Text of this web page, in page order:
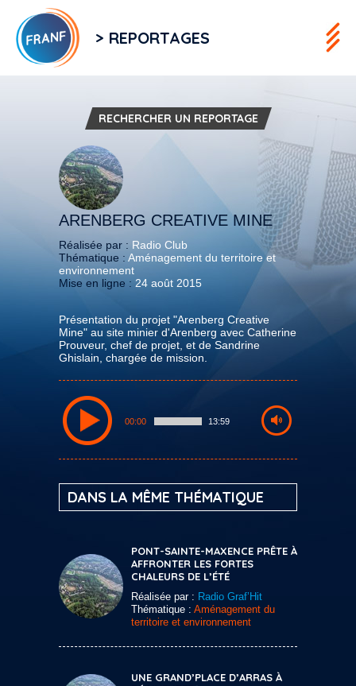
> REPORTAGES
RECHERCHER UN REPORTAGE
ARENBERG CREATIVE MINE
Réalisée par : Radio Club
Thématique : Aménagement du territoire et
environnement
Mise en ligne : 24 août 2015
Présentation du projet "Arenberg Creative
Mine" au site minier d'Arenberg avec Catherine
Prouveur, chef de projet, et de Sandrine
Ghislain, chargée de mission.
00:00 13:59
DANS LA MÊME THÉMATIQUE
PONT-SAINTE-MAXENCE PRÊTE À
AFFRONTER LES FORTES
CHALEURS DE L’ÉTÉ
Réalisée par : Radio Graf’Hit
Thématique : Aménagement du
territoire et environnement
UNE GRAND’PLACE D’ARRAS À